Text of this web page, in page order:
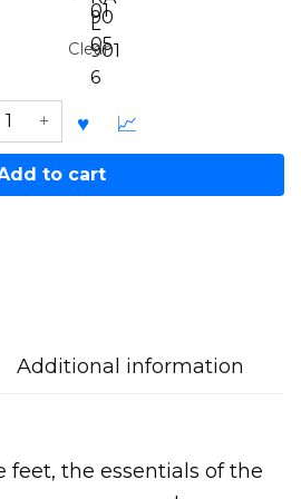
01
90
05
L
901
6
Clear
to cart
Additional information
feet, the essentials of the